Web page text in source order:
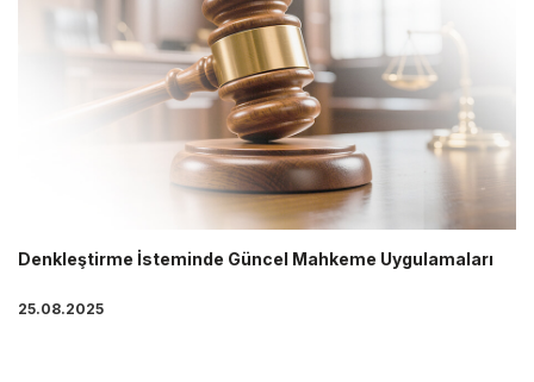
Denkleştirme İsteminde Güncel Mahkeme Uygulamaları
25.08.2025